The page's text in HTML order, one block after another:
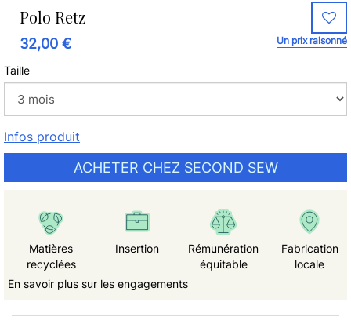
Polo Retz
32,00 € Un prix raisonné
Taille
Infos produit
ACHETER CHEZ SECOND SEW
Matières
recyclées
Insertion
Rémunération
équitable
Fabrication
locale
En savoir plus sur les engagements